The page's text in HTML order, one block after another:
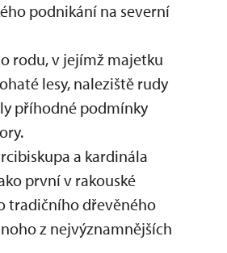
podnikání na severní
rodu, v jejímž majetku
lesy, naleziště rudy
příhodné podmínky
a kardinála
první v rakouské
tradičního dřevěného
z nejvýznamnějších